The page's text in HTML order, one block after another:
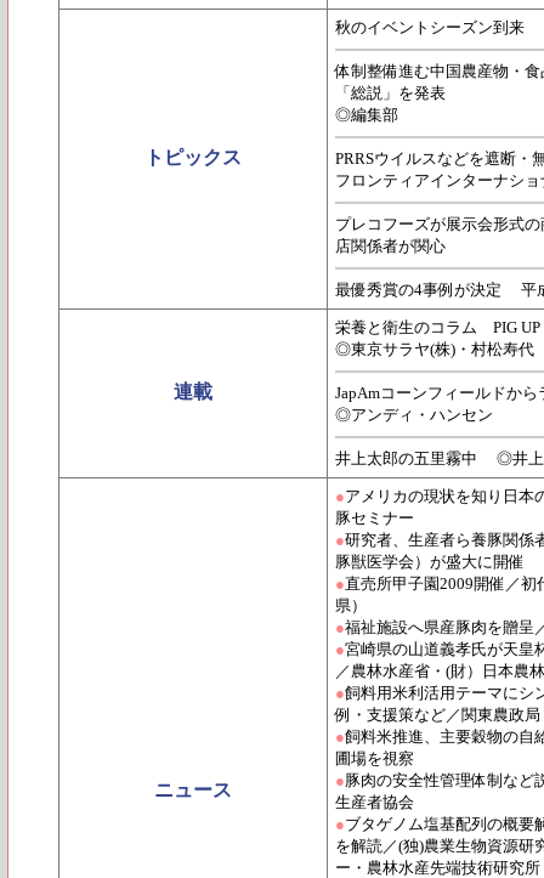
トピックス
秋のイベントシーズン到来
体制整備進む中国農産物・
「総説」を発表
◎編集部
PRRSウイルスなどを遮断
フロンティアインターナシ
プレコフーズが展示会形式
店関係者が関心
最優秀賞の4事例が決定 平
連載
栄養と衛生のコラム PIG UP
◎東京サラヤ(株)・村松寿
JapAmコーンフィールドか
◎アンディ・ハンセン
井上太郎の五里霧中 ◎井上
ニュース
●アメリカの現状を知り日本
豚セミナー
●研究者、生産者ら養豚関係
豚獣医学会）が盛大に開催
●直売所甲子園2009開催／
県）
●福祉施設へ県産豚肉を贈呈
●宮崎県の山道義孝氏が天皇
／農林水産省・(財）日本農
●飼料用米利活用テーマに
例・支援策など／関東農政
●飼料米推進、主要穀物の自
圃場を視察
●豚肉の安全性管理体制な
生産者協会
●ブタゲノム塩基配列の概
を解読／(独)農業生物資源研
ー・農林水産先端技術研究所